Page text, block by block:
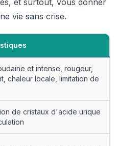
et surtout, vous donner
vie sans crise.
et intense, rougeur,
chaleur locale, limitation de
de cristaux d'acide urique